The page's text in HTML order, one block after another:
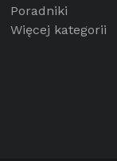
Poradniki
Więcej kategorii